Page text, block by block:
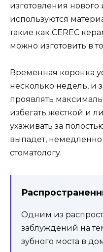
изготовления
используются
такие как CEREC
можно изготовить в
Временная коронка
несколько недель, и
проявлять
избегать жесткой и
ухаживать за
выпадет, немедленно
стоматологу.
Одним из
заблуждений на
зубного моста в